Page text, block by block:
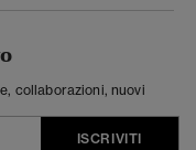
collaborazioni, nuovi
ISCRIVITI